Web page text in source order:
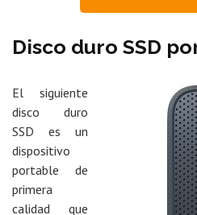
Disco duro SSD
El siguiente
disco duro
SSD es un
dispositivo
portable de
primera
calidad que